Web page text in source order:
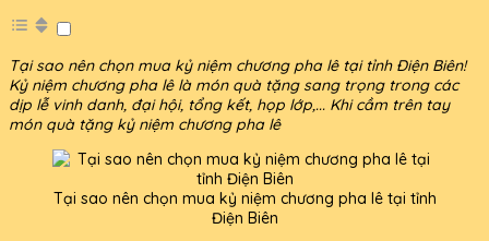
Tại sao nên chọn mua kỷ niệm chương pha lê tại tỉnh Điện Biên!
Kỷ niệm chương pha lê là món quà tặng sang trọng trong các
dịp lễ vinh danh, đại hội, tổng kết, họp lớp,... Khi cầm trên tay
món quà tặng kỷ niệm chương pha lê
Tại sao nên chọn mua kỷ niệm chương pha lê tại tỉnh
Điện Biên